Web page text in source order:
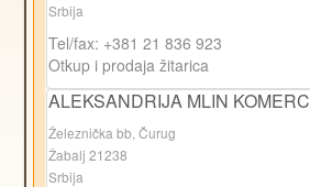
Srbija
Tel/fax: +381 21 836 923
Otkup i prodaja žitarica
ALEKSANDRIJA MLIN KOMERC
Železnička bb, Čurug
Žabalj 21238
Srbija